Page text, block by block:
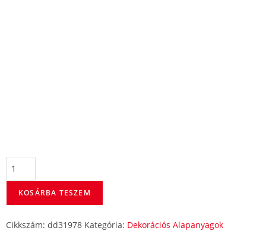
KOSÁRBA TESZEM
Cikkszám: dd31978 Kategória: Dekorációs Alapanyagok